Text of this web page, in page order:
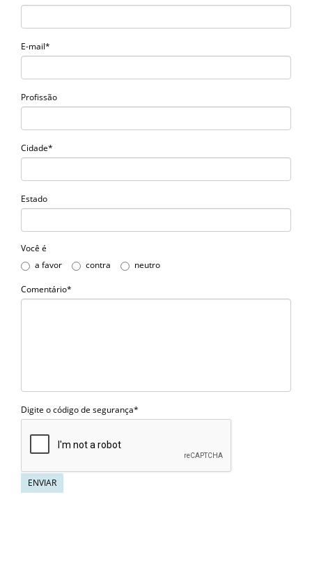
E-mail*
Profissão
Cidade*
Estado
Você é
a favor
contra neutro
Comentário*
Digite o código de segurança*
ENVIAR